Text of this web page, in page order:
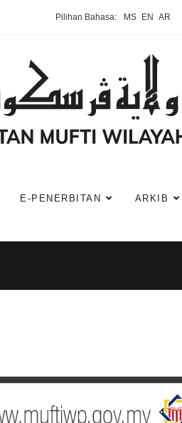
Pilihan Bahasa: MS EN AR
E-PENERBITAN ARKIB